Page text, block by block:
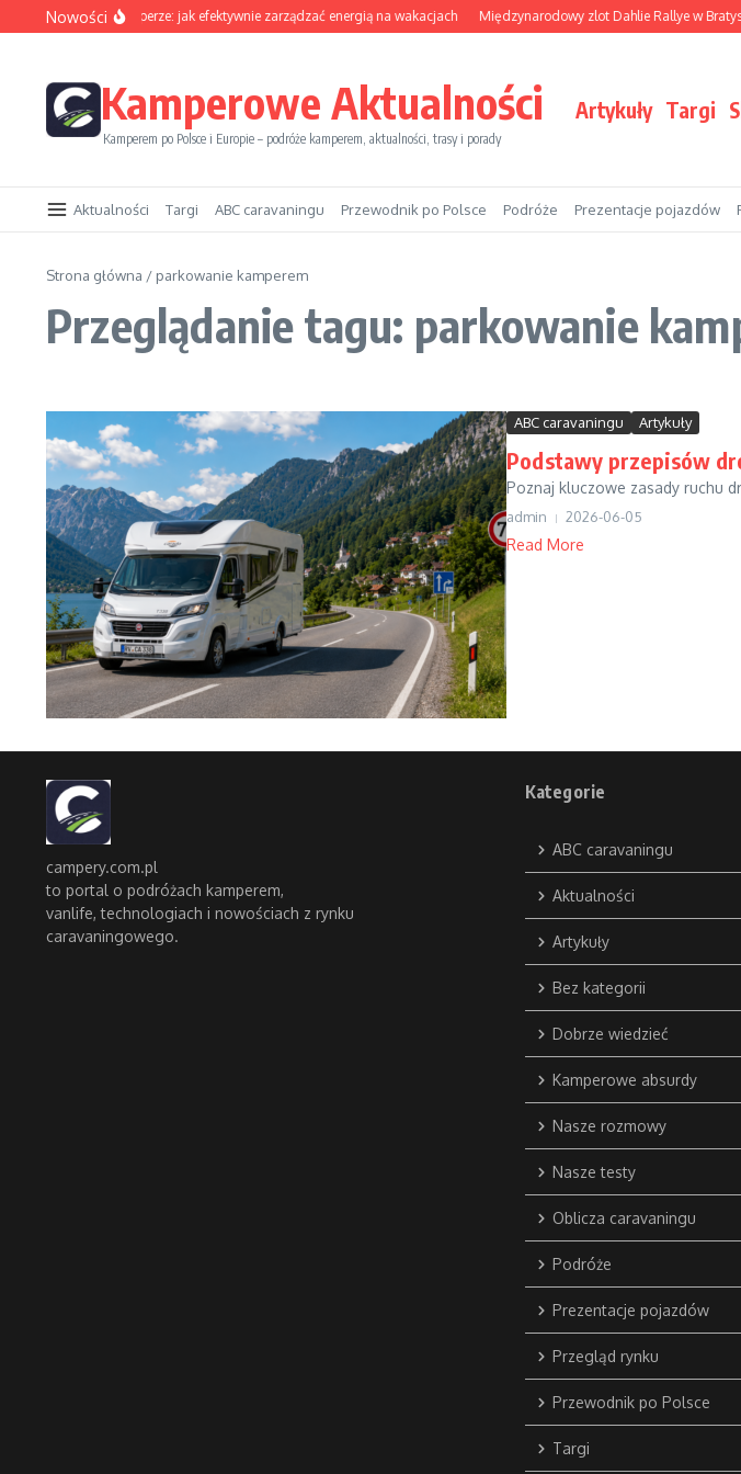
Przejdź do treści
Nowości
Sezon solarny w kamperze: jak efektywnie zarządzać energią na wakacjach Międzynarodowy zlot Dahlie Rallye w
Kamperowe Aktualności
Kamperem po Polsce i Europie – podróże kamperem, aktualności, trasy i porady
Artykuły Targi
Aktualności Targi ABC caravaningu Przewodnik po Polsce Podróże Prezentacje pojazdów
Strona główna / parkowanie kamperem
Przeglądanie tagu: parkowanie
ABC caravaningu Artykuły
Podstawy przepisów
Poznaj kluczowe zasady ruchu
admin 2026-06-05
Read More
campery.com.pl
to portal o podróżach kamperem,
vanlife, technologiach i nowościach z rynku
caravaningowego.
Kategorie
ABC caravaningu
Aktualności
Artykuły
Bez kategorii
Dobrze wiedzieć
Kamperowe absurdy
Nasze rozmowy
Nasze testy
Oblicza caravaningu
Podróże
Prezentacje pojazdów
Przegląd rynku
Przewodnik po Polsce
Targi